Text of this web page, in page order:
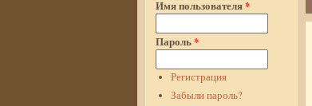
Имя пользователя*
Пароль*
Регистрация
Забыли пароль?